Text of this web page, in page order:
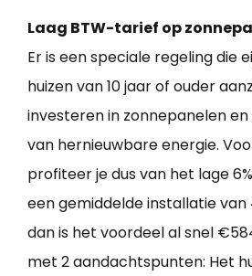
Laag BTW-tarief op
Er is een speciale regeling die
huizen van 10 jaar of ouder
investeren in zonnepanelen
van hernieuwbare energie.
profiteer je dus van het lage
een gemiddelde installatie
dan is het voordeel al snel
met 2 aandachtspunten: Het